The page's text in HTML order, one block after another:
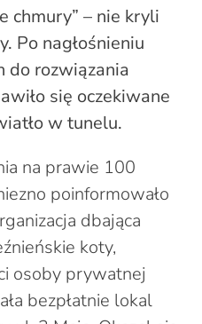
chmury” – nie kryli
Po nagłośnieniu
do rozwiązania
się oczekiwane
w tunelu.
na prawie 100
poinformowało
dbająca
koty,
osoby prywatnej
bezpłatnie lokal